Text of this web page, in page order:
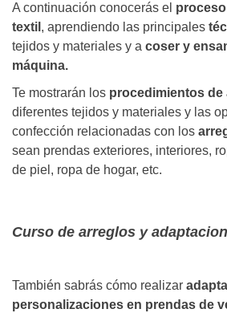
A continuación conocerás el
textil , aprendiendo las principales
tejidos y materiales y a coser y
máquina.
Te mostrarán los procedimientos de
diferentes tejidos y materiales y las
confección relacionadas con los
sean prendas exteriores, interiores,
de piel, ropa de hogar, etc.
Curso de arreglos y
También sabrás cómo realizar
personalizaciones en prendas de